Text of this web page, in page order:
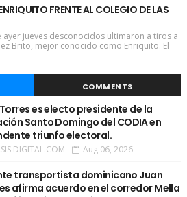
FRENTE AL COLEGIO DE LAS
ayer jueves desconocidos ultimaron a tiros a
Brito, mejor conocido como Enriquito. El
COMMENTS
es electo presidente de la
Santo Domingo del CODIA en
triunfo electoral.
DIGITAL.COM Aug 06, 2026
transportista dominicano Juan
afirma acuerdo en el corredor Mella